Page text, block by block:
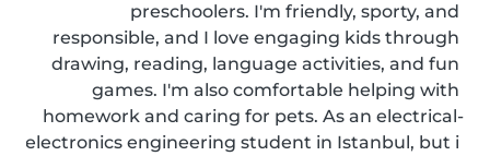
preschoolers. I'm friendly, sporty, and
responsible, and I love engaging kids through
drawing, reading, language activities, and fun
games. I'm also comfortable helping with
homework and caring for pets. As an electrical-
electronics engineering student in Istanbul, but i